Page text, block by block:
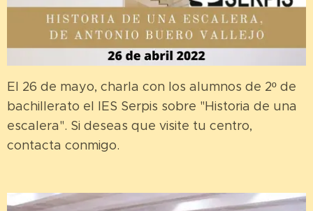
El 26 de mayo, charla con los alumnos de 2º de
bachillerato el IES Serpis sobre "Historia de una
escalera". Si deseas que visite tu centro,
contacta conmigo.